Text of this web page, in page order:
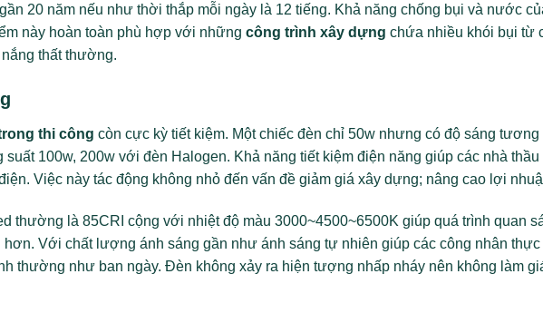
20 năm nếu như thời thắp mỗi ngày là 12 tiếng. Khả năng chống bụi và nước
này hoàn toàn phù hợp với những công trình xây dựng chứa nhiều khói bụi từ
thất thường.
thi công còn cực kỳ tiết kiệm. Một chiếc đèn chỉ 50w nhưng có độ sáng tương
100w, 200w với đèn Halogen. Khả năng tiết kiệm điện năng giúp các nhà thầu
Việc này tác động không nhỏ đến vấn đề giảm giá xây dựng; nâng cao lợi
thường là 85CRI cộng với nhiệt độ màu 3000~4500~6500K giúp quá trình quan
hơn. Với chất lượng ánh sáng gần như ánh sáng tự nhiên giúp các công nhân thực
thường như ban ngày. Đèn không xảy ra hiện tượng nhấp nháy nên không làm